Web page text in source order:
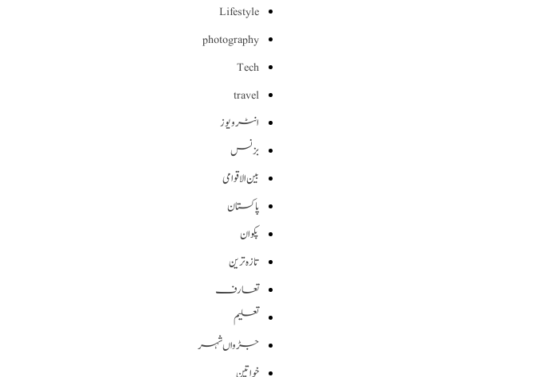
Lifestyle
photography
Tech
travel
انٹرویوز
بزنس
بین الاقوامی
پاکستان
پکوان
تازہ ترین
تعارف
تعلیم
جڑواں شہر